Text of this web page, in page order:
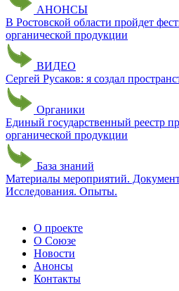
АНОНСЫ
В Ростовской области пройдет
органической продукции
ВИДЕО
Сергей Русаков: я создал
Органики
Единый государственный реестр
органической продукции
База знаний
Материалы мероприятий.
Исследования. Опыты.
О проекте
О Союзе
Новости
Анонсы
Контакты